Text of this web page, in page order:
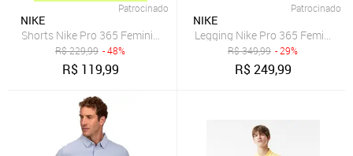
Patrocinado
NIKE
Shorts Nike Pro 365 Feminino
R$229,99 - 48%
R$ 119,99
Patrocinado
NIKE
Legging Nike Pro 365 Feminina
R$349,99 - 29%
R$249,99